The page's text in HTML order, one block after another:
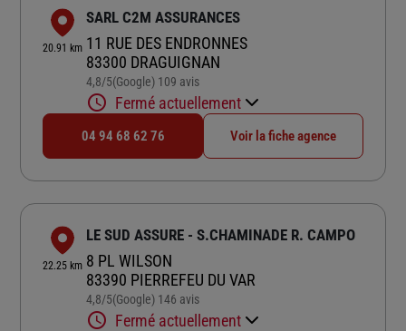
20.91 km
SARL C2M ASSURANCES
11 RUE DES ENDRONNES
83300 DRAGUIGNAN
4,8/5Note de 4.8 sur 5
(Google) 109 avis
Fermé actuellement
04 94 68 62 76 Voir la fiche agence
22.25 km
LE SUD ASSURE - S.CHAMINADE R. CAMPO
8 PL WILSON
83390 PIERREFEU DU VAR
4,8/5Note de 4.8 sur 5
(Google) 146 avis
Fermé actuellement